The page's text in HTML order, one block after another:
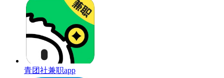
青团社兼职app